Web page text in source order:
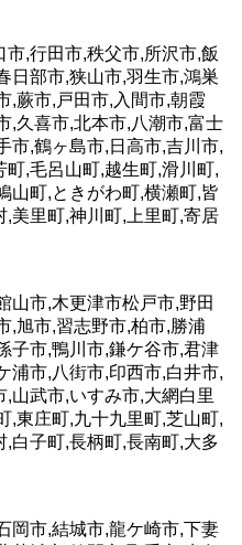
,行田市,秩父市,所沢市,飯
日部市,狭山市,羽生市,鴻巣
,蕨市,戸田市,入間市,朝霞
,久喜市,北本市,八潮市,富士
市,鶴ヶ島市,日高市,吉川市,
,毛呂山町,越生町,滑川町,
山町,ときがわ町,横瀬町,皆
美里町,神川町,上里町,寄居
山市,木更津市松戸市,野田
,旭市,習志野市,柏市,勝浦
子市,鴨川市,鎌ケ谷市,君津
浦市,八街市,印西市,白井市,
山武市,いすみ市,大網白里
,東庄町,九十九里町,芝山町,
白子町,長柄町,長南町,大多
岡市,結城市,龍ケ崎市,下妻